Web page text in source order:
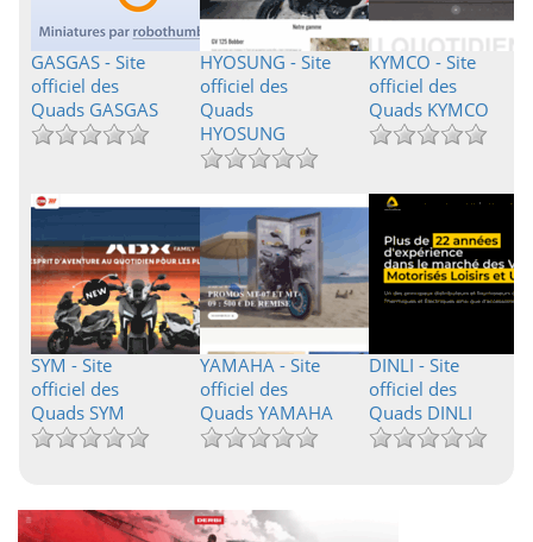
GASGAS - Site
officiel des
Quads GASGAS
HYOSUNG - Site
officiel des
Quads
HYOSUNG
KYMCO - Site
officiel des
Quads KYMCO
SYM - Site
officiel des
Quads SYM
YAMAHA - Site
officiel des
Quads YAMAHA
DINLI - Site
officiel des
Quads DINLI